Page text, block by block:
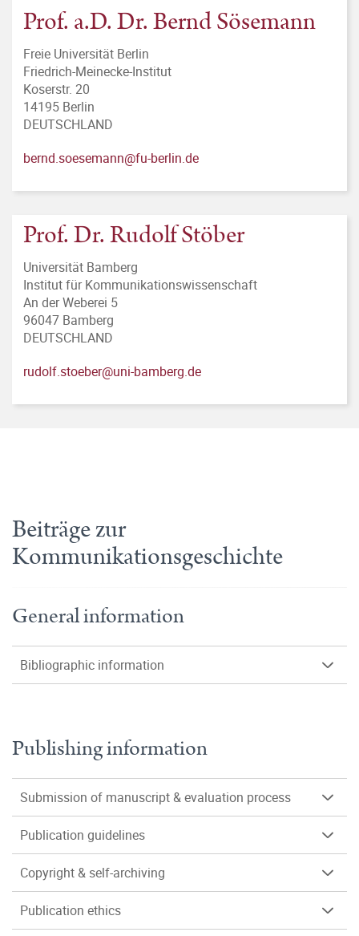
Prof. a.D. Dr. Bernd Sösemann
Freie Universität Berlin
Friedrich-Meinecke-Institut
Koserstr. 20
14195 Berlin
DEUTSCHLAND
bernd.soesemann@fu-berlin.de
Prof. Dr. Rudolf Stöber
Universität Bamberg
Institut für Kommunikationswissenschaft
An der Weberei 5
96047 Bamberg
DEUTSCHLAND
rudolf.stoeber@uni-bamberg.de
Beiträge zur
Kommunikationsgeschichte
General information
Bibliographic information
Publishing information
Submission of manuscript & evaluation process
Publication guidelines
Copyright & self-archiving
Publication ethics